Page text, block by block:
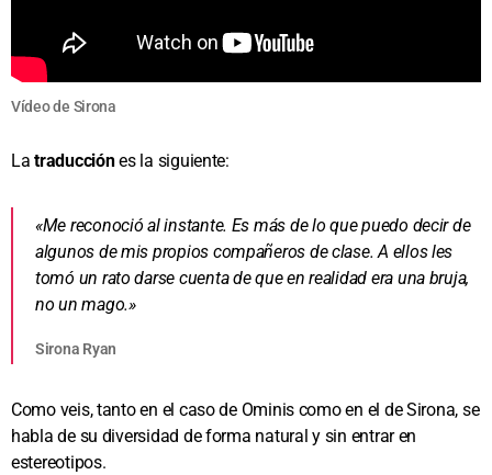
Vídeo de Sirona
Latraducciónes la siguiente:
«Me reconoció al instante. Es más de lo que puedo decir de
algunos de mis propios compañeros de clase. A ellos les
tomó un rato darse cuenta de que en realidad era una bruja,
no un mago.»
Sirona Ryan
Como veis, tanto en el caso de Ominis como en el de Sirona, se
habla de su diversidad de forma natural y sin entrar en
estereotipos.